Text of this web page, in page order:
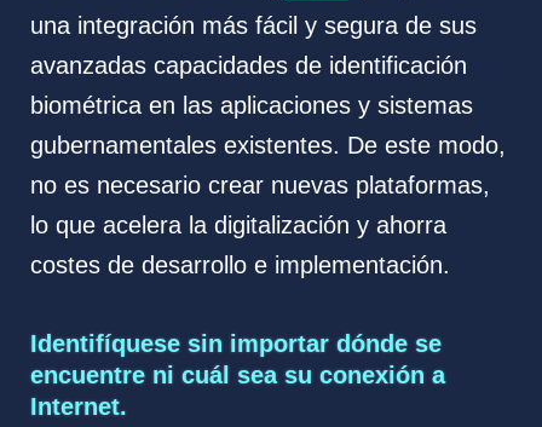
una integración más fácil y segura de sus
avanzadas capacidades de identificación
biométrica en las aplicaciones y sistemas
gubernamentales existentes. De este modo,
no es necesario crear nuevas plataformas,
lo que acelera la digitalización y ahorra
costes de desarrollo e implementación.
Identifíquese sin importar dónde se
encuentre ni cuál sea su conexión a
Internet.